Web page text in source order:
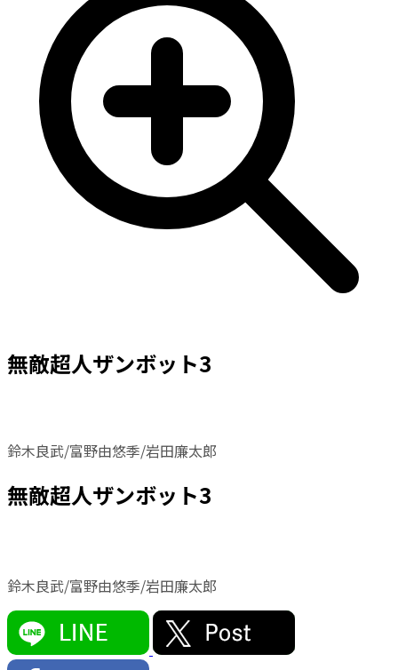
無敵超人ザンボット3
鈴木良武/富野由悠季/岩田廉太郎
無敵超人ザンボット3
鈴木良武/富野由悠季/岩田廉太郎